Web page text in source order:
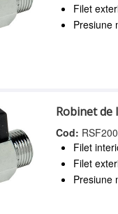
Filet
Presiune
Robinet
Cod:
Filet
Filet
Presiune